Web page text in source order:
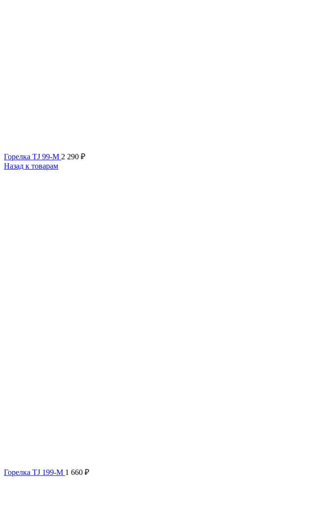
Горелка TJ 99-M 2 290 ₽
Назад к товарам
Горелка TJ 199-M 1 660 ₽